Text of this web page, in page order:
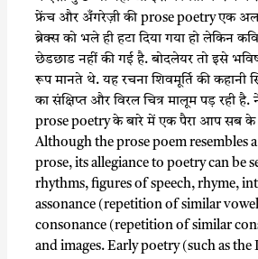
फ्रेंच और अँगरेज़ी की prose poetry एक
ब्रेक्स को भले ही हटा दिया गया हो लेकिन
छेडछाड नहीं की गई है. बोदलेयर तो इसे
रूप मानते थे. यह रचना शिवमूर्ति की कहानी
का संक्षिप्त और विरल चित्र मालूम पड़ रही
prose poetry के बारे में एक पैरा आप सब
Although the prose poem resembles
prose, its allegiance to poetry can be
rhythms, figures of speech, rhyme,
assonance (repetition of similar
consonance (repetition of similar
and images. Early poetry (such as the